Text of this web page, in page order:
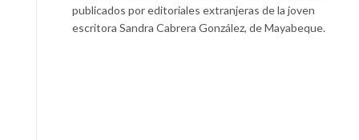
publicados por editoriales extranjeras de la joven
escritora Sandra Cabrera González, de Mayabeque.